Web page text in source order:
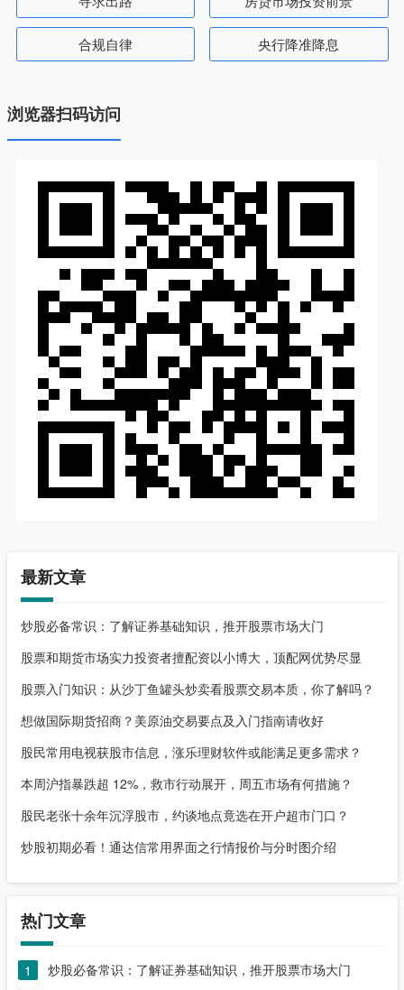
合规自律 央行降准降息
浏览器扫码访问
最新文章
炒股必备常识：了解证券基础知识，推开股票市场大门
股票和期货市场实力投资者擅配资以小博大，顶配网优势尽显
股票入门知识：从沙丁鱼罐头炒卖看股票交易本质，你了解吗？
想做国际期货招商？美原油交易要点及入门指南请收好
股民常用电视获股市信息，涨乐理财软件或能满足更多需求？
本周沪指暴跌超 12%，救市行动展开，周五市场有何措施？
股民老张十余年沉浮股市，约谈地点竟选在开户超市门口？
炒股初期必看！通达信常用界面之行情报价与分时图介绍
热门文章
1
炒股必备常识：了解证券基础知识，推开股票市场大门